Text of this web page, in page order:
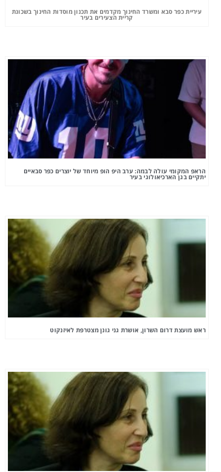
עיריית כפר סבא ומשרד החינוך מקדמים את תכנון מוסדות החינוך בשכונת
קריית הצעירים בעיר
הראפ המקומי עולה לבמה: ערב היפ הופ מיוחד של יוצרים כפר סבאיים
יתקיים בגן הארכיאולוגי בעיר
ראש מועצת דרום השרון, אושרת גני גונן מצטרפת לאיזנקוט